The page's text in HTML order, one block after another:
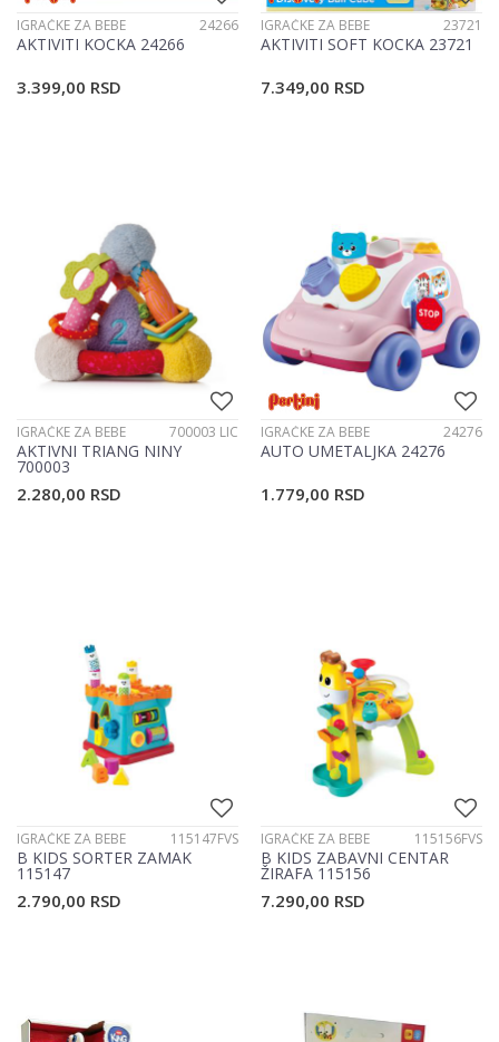
IGRAČKE ZA BEBE 24266
AKTIVITI KOCKA 24266
3.399,00 RSD
IGRAČKE ZA BEBE 23721
AKTIVITI SOFT KOCKA 23721
7.349,00 RSD
IGRAČKE ZA BEBE 700003 LIC
AKTIVNI TRIANG NINY
700003
2.280,00 RSD
IGRAČKE ZA BEBE 24276
AUTO UMETALJKA 24276
1.779,00 RSD
IGRAČKE ZA BEBE 115147FVS
B KIDS SORTER ZAMAK
115147
2.790,00 RSD
IGRAČKE ZA BEBE 115156FVS
B KIDS ZABAVNI CENTAR
ŽIRAFA 115156
7.290,00 RSD